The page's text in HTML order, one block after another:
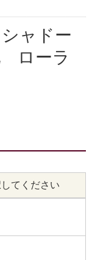
ャドー
ローラ
てください